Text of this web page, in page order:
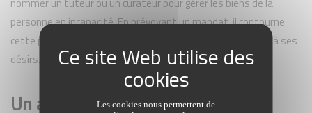
personne en incapacité. En prévoyant un mandat, il contourne
cette procédure et assure une gestion rapide et conforme à ses
désirs.
Un acte notarié pour une sécurité
Les cookies nous permettent de